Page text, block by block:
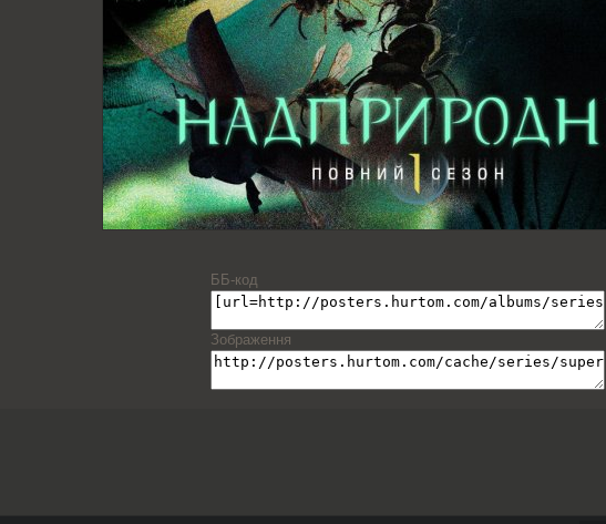
ББ-код
Зображення